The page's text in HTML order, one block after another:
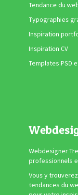
Tendance du
Typographies
Inspiration
Inspiration CV
Templates PSD
Webdesigner
professionnels
Vous y
tendances du